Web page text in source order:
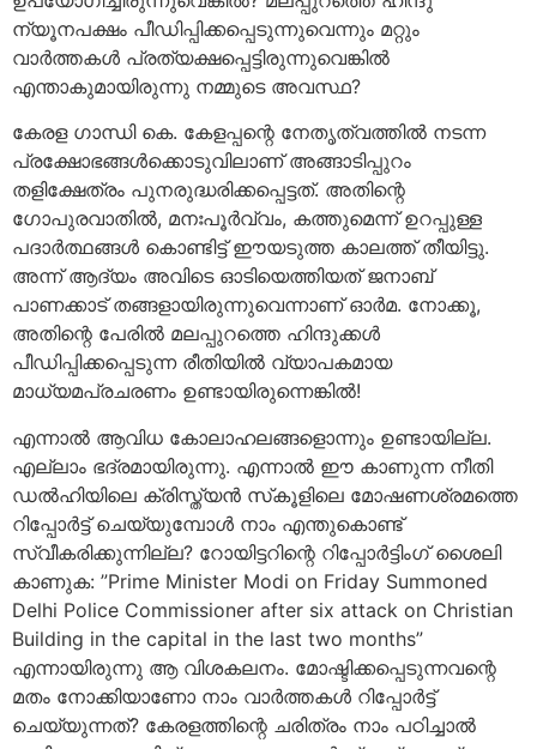
ന്യൂനപക്ഷം പീഡിപ്പിക്കപ്പെടുന്നുവെന്നും മറ്റും
വാര്‍ത്തകള്‍ പ്രത്യക്ഷപ്പെട്ടിരുന്നുവെങ്കില്‍
എന്താകുമായിരുന്നു നമ്മുടെ അവസ്ഥ?
കേരള ഗാന്ധി കെ. കേളപ്പന്റെ നേതൃത്വത്തില്‍ നടന്ന
പ്രക്ഷോഭങ്ങള്‍ക്കൊടുവിലാണ് അങ്ങാടിപ്പുറം
തളിക്ഷേത്രം പുനരുദ്ധരിക്കപ്പെട്ടത്. അതിന്റെ
ഗോപുരവാതില്‍, മനഃപൂര്‍വ്വം, കത്തുമെന്ന് ഉറപ്പുള്ള
പദാര്‍ത്ഥങ്ങള്‍ കൊണ്ടിട്ട് ഈയടുത്ത കാലത്ത് തീയിട്ടു.
അന്ന് ആദ്യം അവിടെ ഓടിയെത്തിയത് ജനാബ്
പാണക്കാട് തങ്ങളായിരുന്നുവെന്നാണ് ഓര്‍മ. നോക്കൂ,
അതിന്റെ പേരില്‍ മലപ്പുറത്തെ ഹിന്ദുക്കള്‍
പീഡിപ്പിക്കപ്പെടുന്ന രീതിയില്‍ വ്യാപകമായ
മാധ്യമപ്രചരണം ഉണ്ടായിരുന്നെങ്കില്‍!
എന്നാല്‍ ആവിധ കോലാഹലങ്ങളൊന്നും ഉണ്ടായില്ല.
എല്ലാം ഭദ്രമായിരുന്നു. എന്നാല്‍ ഈ കാണുന്ന നീതി
ഡല്‍ഹിയിലെ ക്രിസ്ത്യന്‍ സ്‌കൂളിലെ മോഷണശ്രമത്തെ
റിപ്പോര്‍ട്ട് ചെയ്യുമ്പോള്‍ നാം എന്തുകൊണ്ട്
സ്വീകരിക്കുന്നില്ല? റോയിട്ടറിന്റെ റിപ്പോര്‍ട്ടിംഗ് ശൈലി
കാണുക: ”Prime Minister Modi on Friday Summoned
Delhi Police Commissioner after six attack on Christian
Building in the capital in the last two months”
എന്നായിരുന്നു ആ വിശകലനം. മോഷ്ടിക്കപ്പെടുന്നവന്റെ
മതം നോക്കിയാണോ നാം വാര്‍ത്തകള്‍ റിപ്പോര്‍ട്ട്
ചെയ്യുന്നത്? കേരളത്തിന്റെ ചരിത്രം നാം പഠിച്ചാല്‍